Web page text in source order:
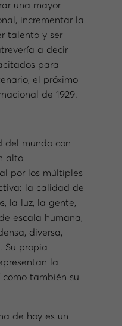
una mayor
incrementar la
talento y ser
a decir
para
el próximo
de 1929.
del mundo con
alto
por los múltiples
la calidad de
la luz, la gente,
escala humana,
diversa,
Su propia
la
también su
de hoy es un